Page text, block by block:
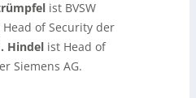
ist BVSW
of Security der
Hindel ist Head of
Siemens AG.